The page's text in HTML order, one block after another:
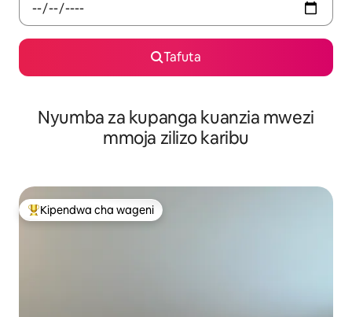
Tafuta
Nyumba za kupanga kuanzia mwezi
mmoja zilizo karibu
Kipendwa maarufu cha wageni
Kipendwa cha wageni